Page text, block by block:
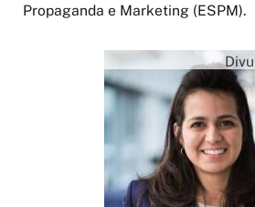
Propaganda e Marketing (ESPM).